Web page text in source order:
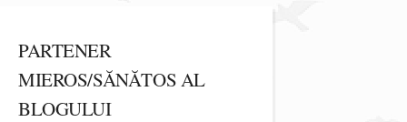
PARTENER
MIEROS/SĂNĂTOS AL
BLOGULUI